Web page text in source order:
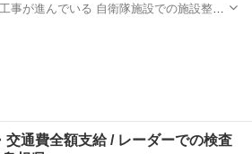
事が進んでいる 自衛隊施設での施設整備
交通費全額支給 / レーダーでの検査